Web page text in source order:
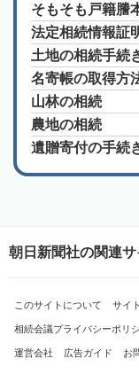
そもそも戸籍謄
法定相続情報証
土地の相続手続
名寄帳の取得方
山林の相続
農地の相続
遺贈寄付の手続
朝日新聞社の関連サ
このサイトについて サイ
相続会議プライバシーポリ
運営会社 広告ガイド お